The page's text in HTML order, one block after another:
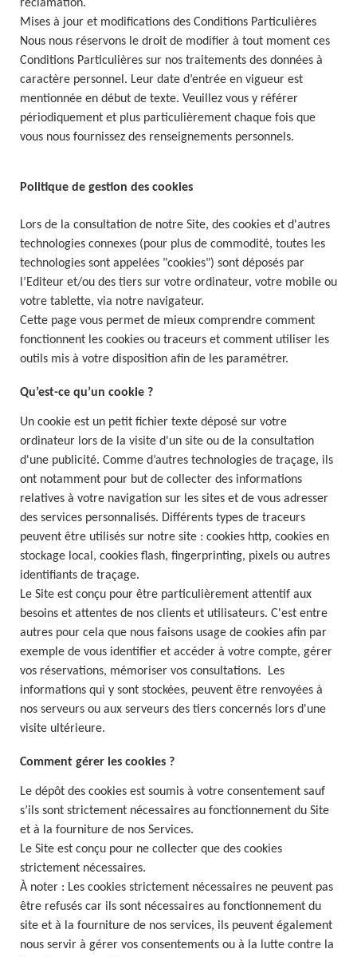
réclamation.
Mises à jour et modifications des Conditions Particulières
Nous nous réservons le droit de modifier à tout moment ces
Conditions Particulières sur nos traitements des données à
caractère personnel. Leur date d’entrée en vigueur est
mentionnée en début de texte. Veuillez vous y référer
périodiquement et plus particulièrement chaque fois que
vous nous fournissez des renseignements personnels.
Politique de gestion des cookies
Lors de la consultation de notre Site, des cookies et d'autres
technologies connexes (pour plus de commodité, toutes les
technologies sont appelées "cookies") sont déposés par
l’Editeur et/ou des tiers sur votre ordinateur, votre mobile ou
votre tablette, via notre navigateur.
Cette page vous permet de mieux comprendre comment
fonctionnent les cookies ou traceurs et comment utiliser les
outils mis à votre disposition afin de les paramétrer.
Qu’est-ce qu’un cookie ?
Un cookie est un petit fichier texte déposé sur votre
ordinateur lors de la visite d'un site ou de la consultation
d'une publicité. Comme d’autres technologies de traçage, ils
ont notamment pour but de collecter des informations
relatives à votre navigation sur les sites et de vous adresser
des services personnalisés. Différents types de traceurs
peuvent être utilisés sur notre site : cookies http, cookies en
stockage local, cookies flash, fingerprinting, pixels ou autres
identifiants de traçage.
Le Site est conçu pour être particulièrement attentif aux
besoins et attentes de nos clients et utilisateurs. C'est entre
autres pour cela que nous faisons usage de cookies afin par
exemple de vous identifier et accéder à votre compte, gérer
vos réservations, mémoriser vos consultations. Les
informations qui y sont stockées, peuvent être renvoyées à
nos serveurs ou aux serveurs des tiers concernés lors d'une
visite ultérieure.
Comment gérer les cookies ?
Le dépôt des cookies est soumis à votre consentement sauf
s’ils sont strictement nécessaires au fonctionnement du Site
et à la fourniture de nos Services.
Le Site est conçu pour ne collecter que des cookies
strictement nécessaires.
À noter : Les cookies strictement nécessaires ne peuvent pas
être refusés car ils sont nécessaires au fonctionnement du
site et à la fourniture de nos services, ils peuvent également
nous servir à gérer vos consentements ou à la lutte contre la